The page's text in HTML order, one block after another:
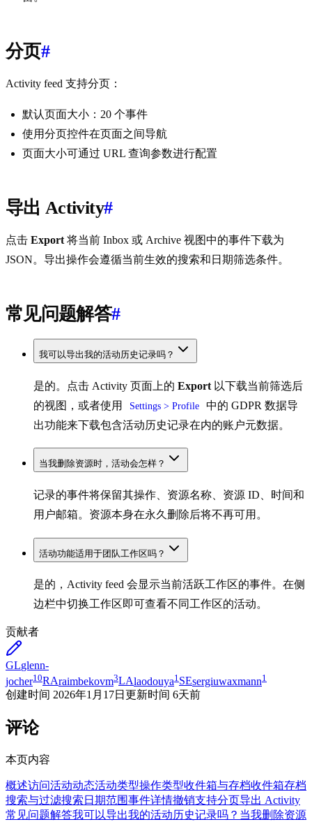
分页#
Activity feed 支持分页：
默认页面大小：20 个事件
使用分页控件在页面之间导航
页面大小可通过 URL 查询参数进行配置
导出 Activity#
点击 Export 将当前 Inbox 或 Archive 视图中的事件下载为
JSON。导出操作会遵循当前生效的搜索和日期筛选条件。
常见问题解答#
我可以导出我的活动历史记录吗？
是的。点击 Activity 页面上的 Export 以下载当前筛选后
的视图，或者使用
Settings > Profile
中的 GDPR 数据导
出功能来下载包含活动历史记录在内的账户元数据。
当我删除资源时，活动会怎样？
记录的事件将保留其操作、资源名称、资源 ID、时间和
用户邮箱。资源本身在永久删除后将不再可用。
活动功能适用于团队工作区吗？
是的，Activity feed 会显示当前活跃工作区的事件。在侧
边栏中切换工作区即可查看不同工作区的活动。
贡献者
GLglenn-
jocher10RAraimbekovm3LAlaodouya1 SEsergiuwaxmann1
创建时间 2026年1月17日 更新时间 6天前
评论
本页内容
概述访问活动动态活动类型操作类型收件箱与存档收件箱存档
搜索与过滤搜索 日期范围事件详情撤销支持分页导出 Activity
常见问题解答我可以导出我的活动历史记录吗？ 当我删除资源